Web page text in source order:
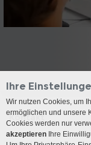
Kontakt
Ihre
Wir nutzen Cookies, um
ermöglichen und unsere
Cookies werden nur
akzeptieren Ihre